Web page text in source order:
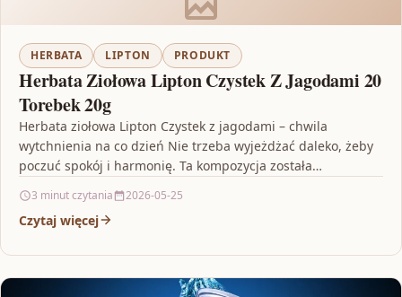
HERBATA LIPTON PRODUKT
Herbata Ziołowa Lipton Czystek Z Jagodami 20
Torebek 20g
Herbata ziołowa Lipton Czystek z jagodami – chwila
wytchnienia na co dzień Nie trzeba wyjeżdżać daleko, żeby
poczuć spokój i harmonię. Ta kompozycja została…
3 minut czytania 2026-05-25
Czytaj więcej